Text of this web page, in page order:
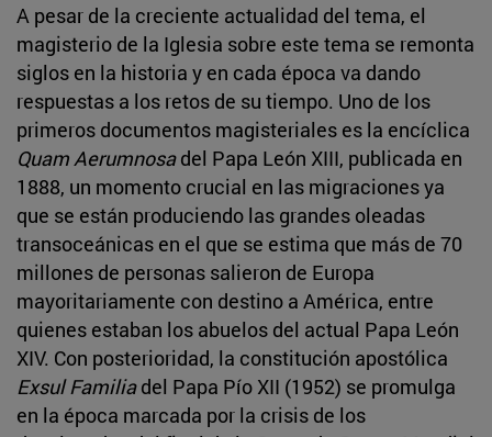
A pesar de la creciente actualidad del tema, el
magisterio de la Iglesia sobre este tema se remonta
siglos en la historia y en cada época va dando
respuestas a los retos de su tiempo. Uno de los
primeros documentos magisteriales es la encíclica
Quam Aerumnosadel Papa León XIII, publicada en
1888, un momento crucial en las migraciones ya
que se están produciendo las grandes oleadas
transoceánicas en el que se estima que más de 70
millones de personas salieron de Europa
mayoritariamente con destino a América, entre
quienes estaban los abuelos del actual Papa León
XIV. Con posterioridad, la constitución apostólica
Exsul Familiadel Papa Pío XII (1952) se promulga
en la época marcada por la crisis de los